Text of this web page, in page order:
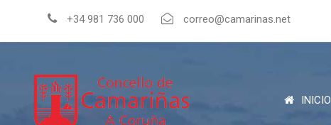
+34 981 736 000 correo@camarinas.net
INICIO